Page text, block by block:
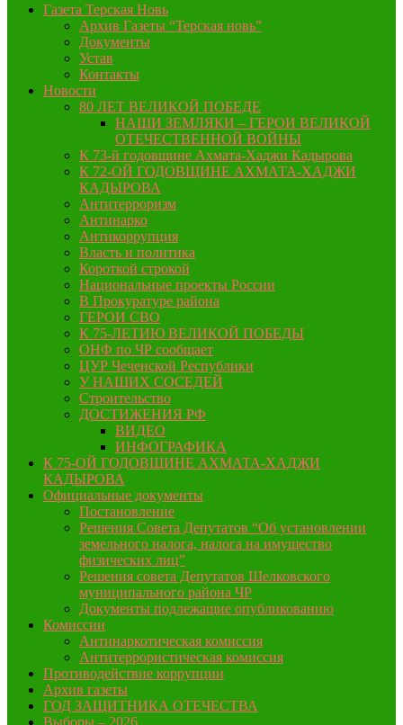
Газета Терская Новь
Архив Газеты “Терская новь”
Документы
Устав
Контакты
Новости
80 ЛЕТ ВЕЛИКОЙ ПОБЕДЕ
НАШИ ЗЕМЛЯКИ – ГЕРОИ ВЕЛИКОЙ
ОТЕЧЕСТВЕННОЙ ВОЙНЫ
К 73-й годовщине Ахмата-Хаджи Кадырова
К 72-ОЙ ГОДОВЩИНЕ АХМАТА-ХАДЖИ
КАДЫРОВА
Антитерроризм
Антинарко
Антикоррупция
Власть и политика
Короткой строкой
Национальные проекты России
В Прокуратуре района
ГЕРОИ СВО
К 75-ЛЕТИЮ ВЕЛИКОЙ ПОБЕДЫ
ОНФ по ЧР сообщает
ЦУР Чеченской Республики
У НАШИХ СОСЕДЕЙ
Строительство
ДОСТИЖЕНИЯ РФ
ВИДЕО
ИНФОГРАФИКА
К 75-ОЙ ГОДОВЩИНЕ АХМАТА-ХАДЖИ
КАДЫРОВА
Официальные документы
Постановление
Решения Совета Депутатов “Об установлении
земельного налога, налога на имущество
физических лиц”
Решения совета Депутатов Шелковского
муниципального района ЧР
Документы подлежащие опубликованию
Комиссии
Антинаркотическая комиссия
Антитеррористическая комиссия
Противодействие коррупции
Архив газеты
ГОД ЗАЩИТНИКА ОТЕЧЕСТВА
Выборы – 2026